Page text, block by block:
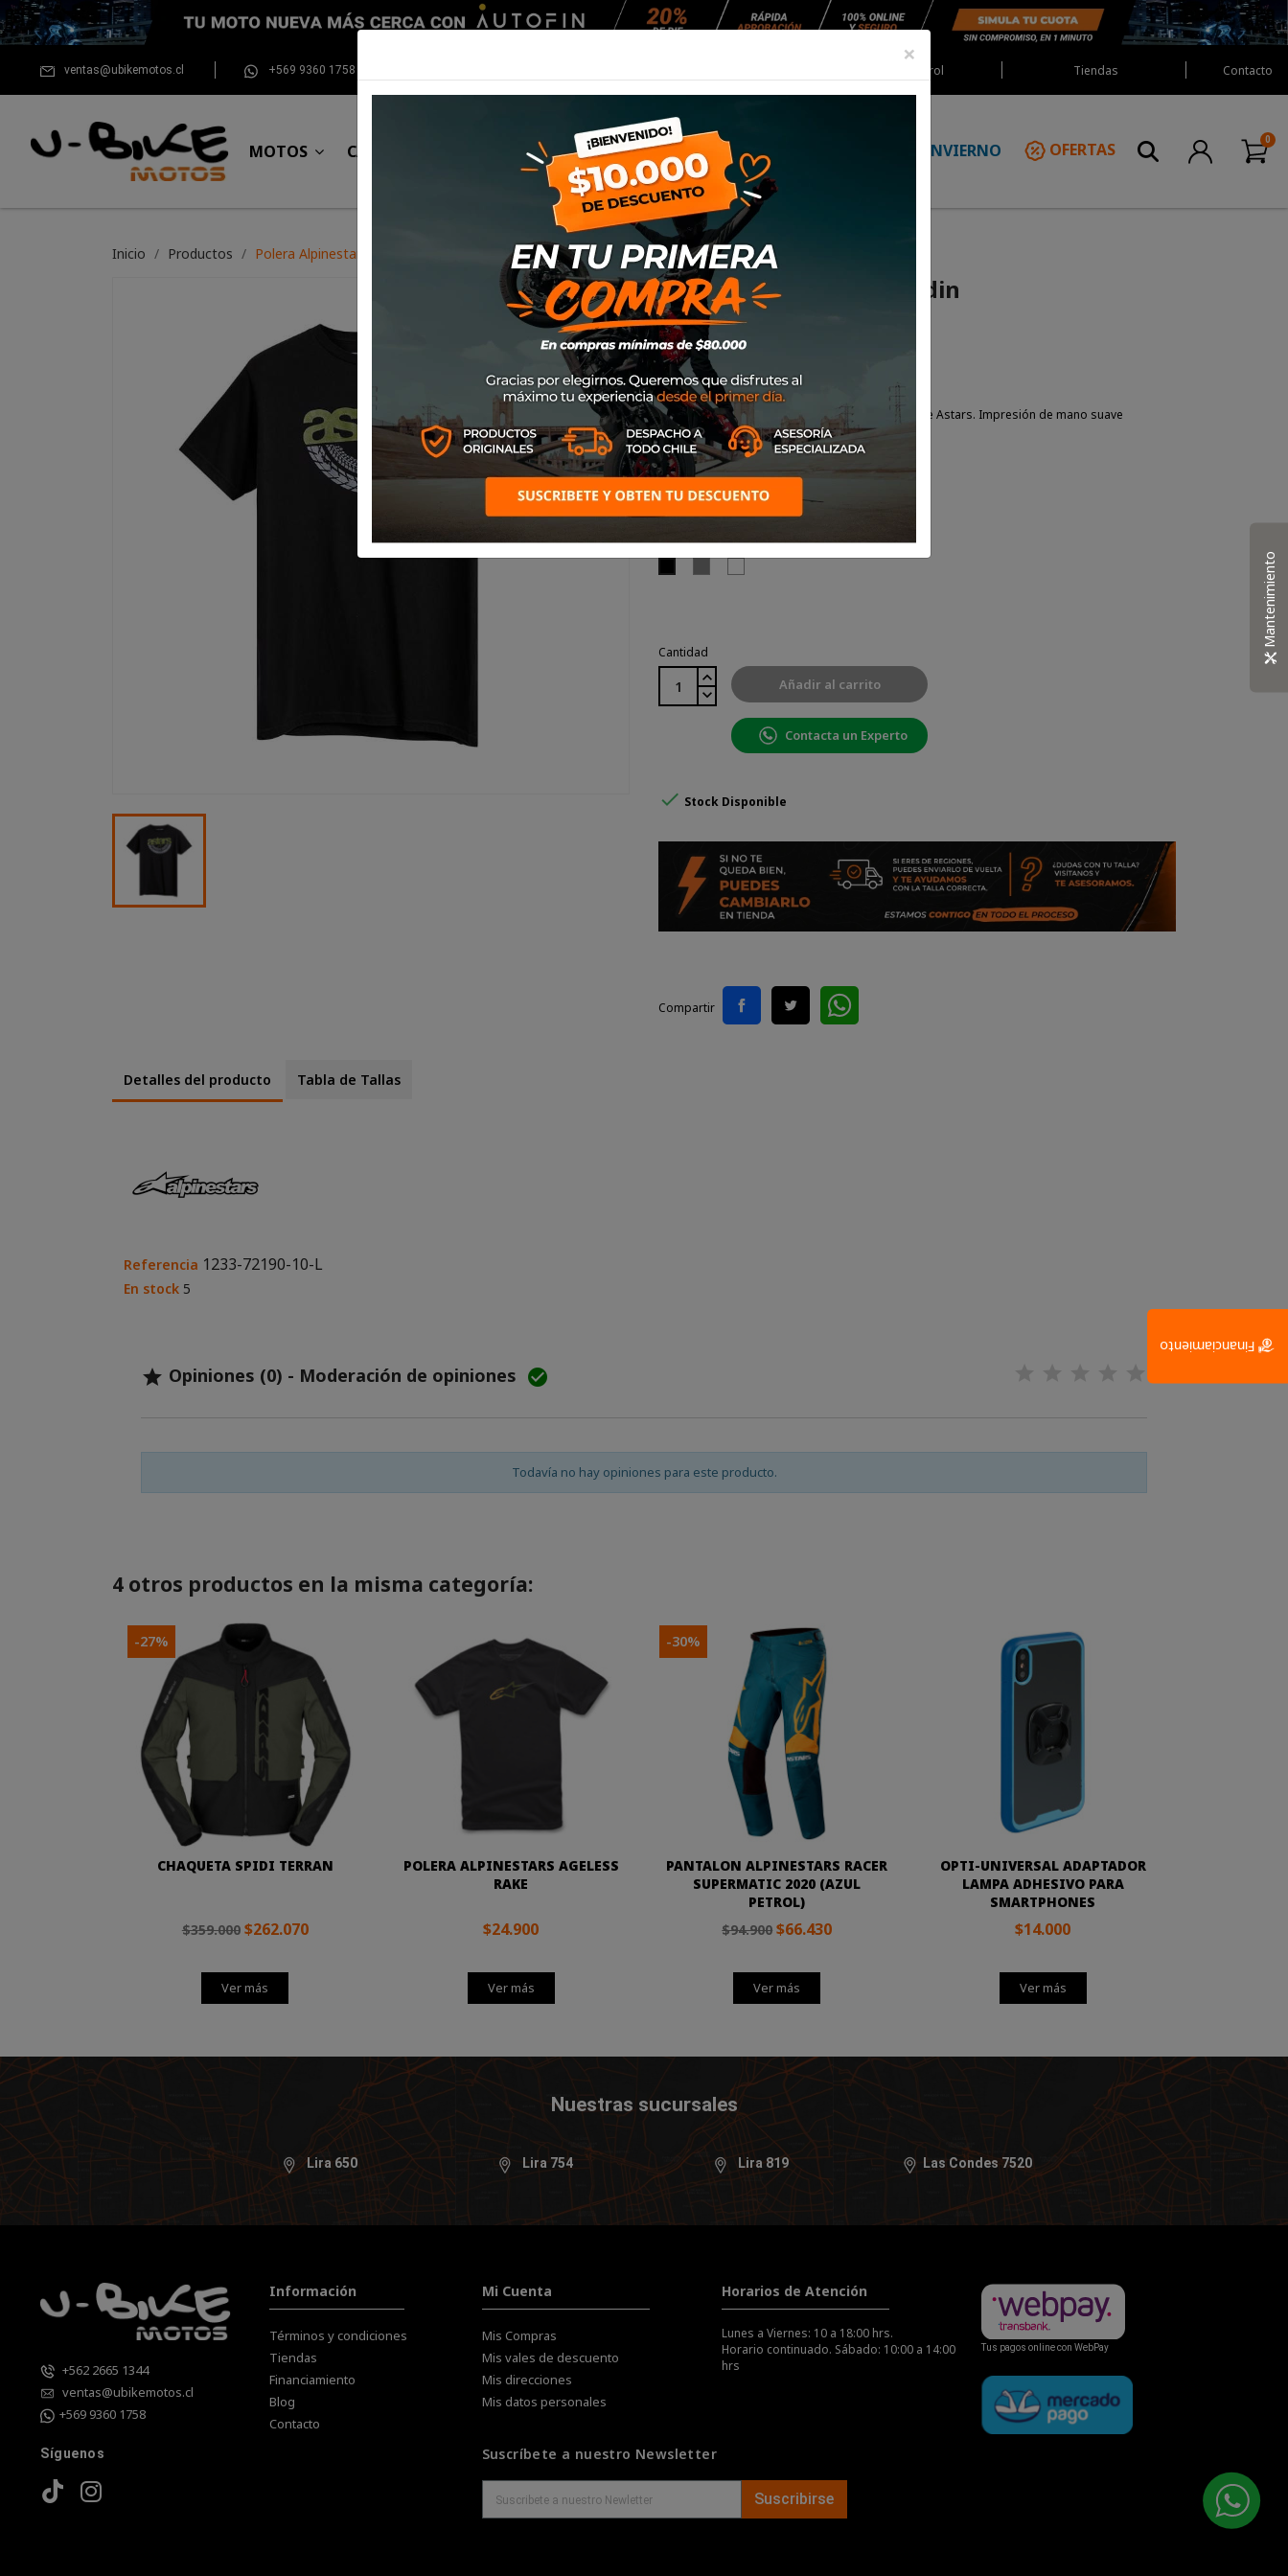
ventas@ubikemotos.cl +569 9360 1758 Red Castrol Tiendas Contacto
MOTOS CASCOS EQUIPAMIENTO NEUMÁTICOS MANTENCIÓN INVIERNO OFERTAS
Inicio Productos Polera Alpinestars Treadin
Polera Alpinestars Treadin
SKU1233-72190
$24.900
• Camiseta clásica estampada
• Gráfico frontal del logotipo positivo/negativo de Astars. Impresión de mano suave
• Impresión interna del cuello, etiquetado externo
Talla: L
Color: Negro
Cantidad
Añadir al carrito
Contacta un Experto
 Stock Disponible
Compartir
Detalles del producto Tabla de Tallas
Referencia 1233-72190-10-L
En stock 5
 Opiniones (0) - Moderación de opiniones 
Todavía no hay opiniones para este producto.
4 otros productos en la misma categoría:
CHAQUETA SPIDI TERRAN
$359.000 $262.070
Ver más
-27%
POLERA ALPINESTARS AGELESS
RAKE
$24.900
Ver más
PANTALON ALPINESTARS RACER
SUPERMATIC 2020 (AZUL
PETROL)
$94.900 $66.430
Ver más
-30%
OPTI-UNIVERSAL ADAPTADOR
LAMPA ADHESIVO PARA
SMARTPHONES
$14.000
Ver más
Nuestras sucursales
Lira 650 Lira 754 Lira 819 Las Condes 7520
+562 2665 1344
ventas@ubikemotos.cl
+569 9360 1758
Síguenos
Información
Términos y condiciones
Tiendas
Financiamiento
Blog
Contacto
Mi Cuenta
Mis Compras
Mis vales de descuento
Mis direcciones
Mis datos personales
Horarios de Atención
Lunes a Viernes: 10 a 18:00 hrs.
Horario continuado. Sábado: 10:00 a 14:00
hrs
Suscríbete a nuestro Newsletter
Suscribirse
Tus pagos online con WebPay
×
Mantenimiento
Financiamiento